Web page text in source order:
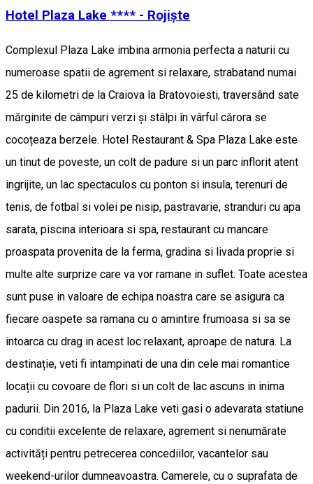
Hotel Plaza Lake **** - Rojiște
Complexul Plaza Lake imbina armonia perfecta a naturii cu
numeroase spatii de agrement si relaxare, strabatand numai
25 de kilometri de la Craiova la Bratovoiesti, traversând sate
mărginite de câmpuri verzi și stâlpi în vârful cărora se
cocoțeaza berzele. Hotel Restaurant & Spa Plaza Lake este
un tinut de poveste, un colt de padure si un parc inflorit atent
ingrijite, un lac spectaculos cu ponton si insula, terenuri de
tenis, de fotbal si volei pe nisip, pastravarie, stranduri cu apa
sarata, piscina interioara si spa, restaurant cu mancare
proaspata provenita de la ferma, gradina si livada proprie si
multe alte surprize care va vor ramane in suflet. Toate acestea
sunt puse in valoare de echipa noastra care se asigura ca
fiecare oaspete sa ramana cu o amintire frumoasa si sa se
intoarca cu drag in acest loc relaxant, aproape de natura. La
destinație, veti fi intampinati de una din cele mai romantice
locații cu covoare de flori si un colt de lac ascuns in inima
padurii. Din 2016, la Plaza Lake veti gasi o adevarata statiune
cu conditii excelente de relaxare, agrement si nenumărate
activități pentru petrecerea concediilor, vacantelor sau
weekend-urilor dumneavoastra. Camerele, cu o suprafata de